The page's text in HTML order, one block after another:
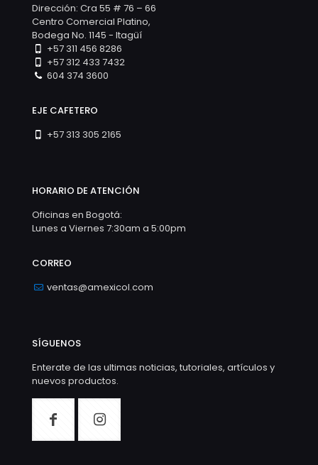
Dirección: Cra 55 # 76 – 66
Centro Comercial Platino,
Bodega No. 1145 - Itagüí
+57 311 456 8286
+57 312 433 7432
604 374 3600
EJE CAFETERO
+57 313 305 2165
HORARIO DE ATENCIÓN
Oficinas en Bogotá:
Lunes a Viernes 7:30am a 5:00pm
CORREO
ventas@amexicol.com
SÍGUENOS
Enterate de las ultimas noticias, tutoriales, artículos y
nuevos productos.